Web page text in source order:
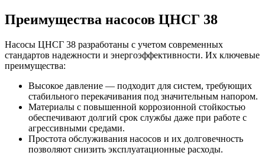
Преимущества насосов ЦНСГ 38
Насосы ЦНСГ 38 разработаны с учетом современных
стандартов надежности и энергоэффективности. Их ключевые
преимущества:
Высокое давление — подходит для систем, требующих
стабильного перекачивания под значительным напором.
Материалы с повышенной коррозионной стойкостью
обеспечивают долгий срок службы даже при работе с
агрессивными средами.
Простота обслуживания насосов и их долговечность
позволяют снизить эксплуатационные расходы.